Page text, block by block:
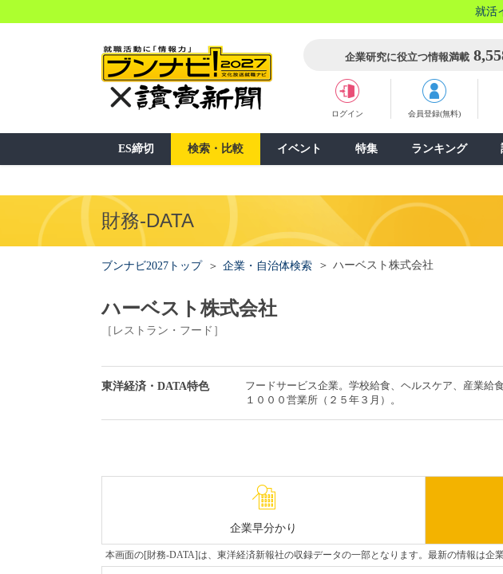
就活
企業研究に役立つ情報満載
ログイン 会員登録(無料)
ES締切 検索・比較 イベント 特集 ランキング
財務-DATA
ブンナビ2027トップ 企業・自治体検索 ハーベスト株式会社
ハーベスト株式会社
［レストラン・フード］
東洋経済・DATA特色
フードサービス企業。学校給食、ヘルスケア、産業給
１０００営業所（２５年３月）。
企業早分かり
本画面の[財務-DATA]は、東洋経済新報社の収録データの一部となります。最新の情報は企